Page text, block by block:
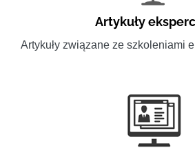
Artykuły
Artykuły związane ze szkoleniami